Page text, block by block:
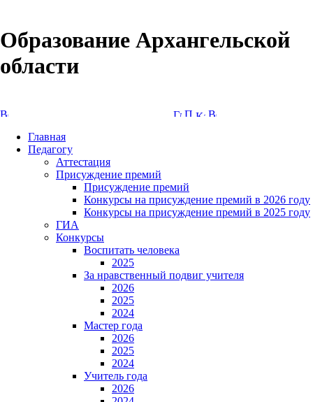
Образование Архангельской
области
Главная
Педагогу
Аттестация
Присуждение премий
Присуждение премий
Конкурсы на присуждение премий в 2026 году
Конкурсы на присуждение премий в 2025 году
ГИА
Конкурсы
Воспитать человека
2025
За нравственный подвиг учителя
2026
2025
2024
Мастер года
2026
2025
2024
Учитель года
2026